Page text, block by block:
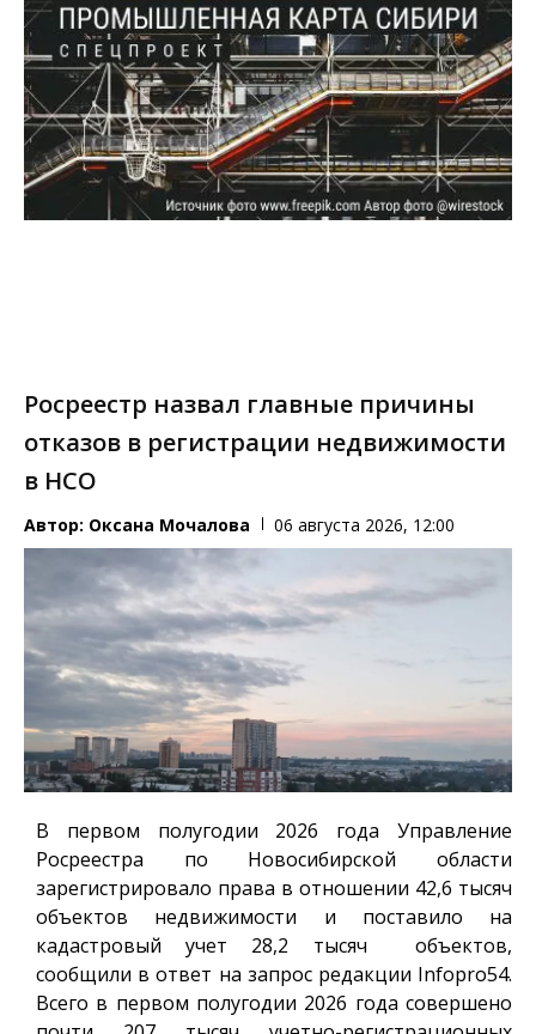
Росреестр назвал главные причины
отказов в регистрации недвижимости
в НСО
Автор: Оксана Мочалова 06 августа 2026, 12:00
В первом полугодии 2026 года Управление
Росреестра по Новосибирской области
зарегистрировало права в отношении 42,6 тысяч
объектов недвижимости и поставило на
кадастровый учет 28,2 тысяч объектов,
сообщили в ответ на запрос редакции Infopro54.
Всего в первом полугодии 2026 года совершено